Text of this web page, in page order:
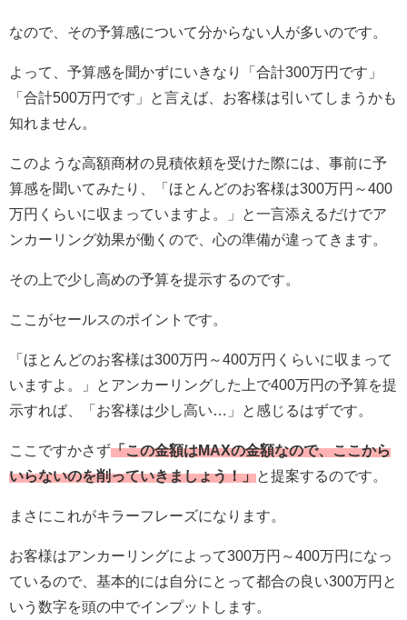
なので、その予算感について分からない人が多いのです。
よって、予算感を聞かずにいきなり「合計300万円です」
「合計500万円です」と言えば、お客様は引いてしまうかも
知れません。
このような高額商材の見積依頼を受けた際には、事前に予
算感を聞いてみたり、「ほとんどのお客様は300万円～400
万円くらいに収まっていますよ。」と一言添えるだけでア
ンカーリング効果が働くので、心の準備が違ってきます。
その上で少し高めの予算を提示するのです。
ここがセールスのポイントです。
「ほとんどのお客様は300万円～400万円くらいに収まって
いますよ。」とアンカーリングした上で400万円の予算を提
示すれば、「お客様は少し高い…」と感じるはずです。
ここですかさず「この金額はMAXの金額なので、ここから
いらないのを削っていきましょう！」と提案するのです。
まさにこれがキラーフレーズになります。
お客様はアンカーリングによって300万円～400万円になっ
ているので、基本的には自分にとって都合の良い300万円と
いう数字を頭の中でインプットします。